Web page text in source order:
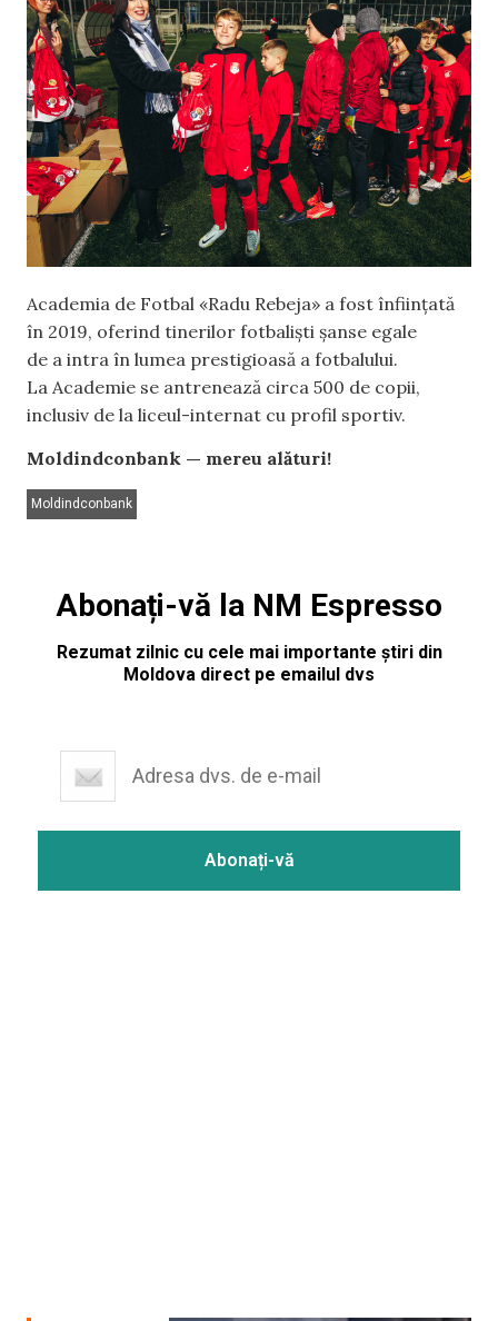
Academia de Fotbal «Radu Rebeja» a fost înființată
în 2019, oferind tinerilor fotbaliști șanse egale
de a intra în lumea prestigioasă a fotbalului.
La Academie se antrenează circa 500 de copii,
inclusiv de la liceul-internat cu profil sportiv.
Moldindconbank — mereu alături!
Moldindconbank
Abonați-vă la NM Espresso
Rezumat zilnic cu cele mai importante știri din
Moldova direct pe emailul dvs